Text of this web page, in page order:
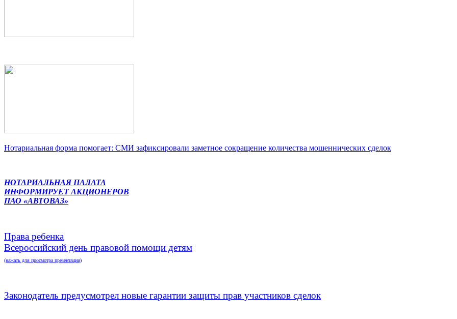
Нотариальная форма помогает: СМИ зафиксировали заметное сокращение количества мошеннических сделок
НОТАРИАЛЬНАЯ ПАЛАТА
ИНФОРМИРУЕТ АКЦИОНЕРОВ
ПАО «АВТОВАЗ»
Права ребенка
Всероссийский день правовой помощи детям
(нажать для просмотра презентации)
Законодатель предусмотрел новые гарантии защиты прав участников сделок